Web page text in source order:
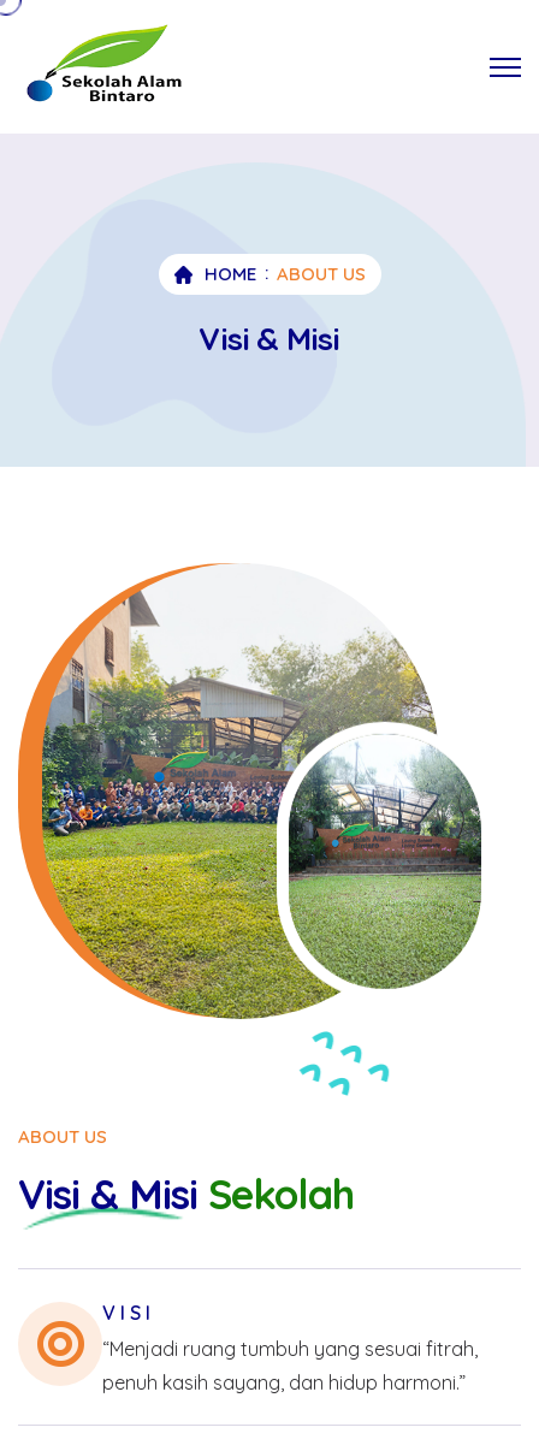
HOME ABOUT US
Visi & Misi
ABOUT US
Visi & Misi Sekolah
V I S I
“Menjadi ruang tumbuh yang sesuai fitrah,
penuh kasih sayang, dan hidup harmoni.”